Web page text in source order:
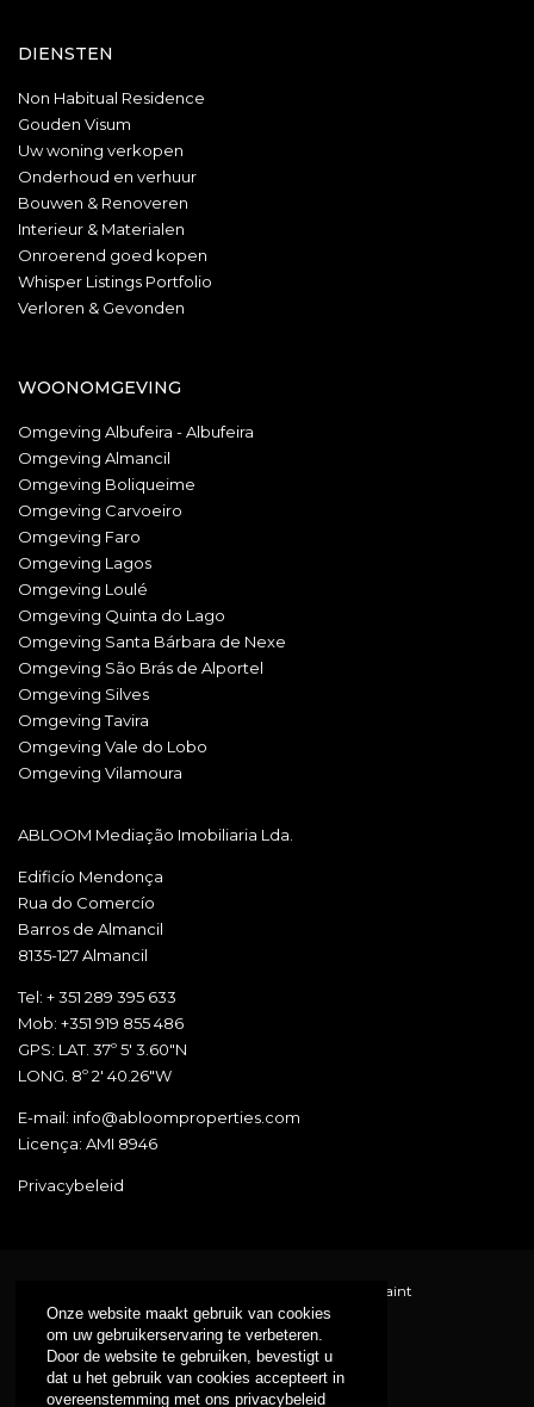
Onze website maakt gebruik van cookies
om uw gebruikerservaring te verbeteren.
Door de website te gebruiken, bevestigt u
dat u het gebruik van cookies accepteert in
overeenstemming met ons privacybeleid
DIENSTEN
Non Habitual Residence
Gouden Visum
Uw woning verkopen
Onderhoud en verhuur
Bouwen & Renoveren
Interieur & Materialen
Onroerend goed kopen
Whisper Listings Portfolio
Verloren & Gevonden
WOONOMGEVING
Omgeving Albufeira - Albufeira
Omgeving Almancil
Omgeving Boliqueime
Omgeving Carvoeiro
Omgeving Faro
Omgeving Lagos
Omgeving Loulé
Omgeving Quinta do Lago
Omgeving Santa Bárbara de Nexe
Omgeving São Brás de Alportel
Omgeving Silves
Omgeving Tavira
Omgeving Vale do Lobo
Omgeving Vilamoura
ABLOOM Mediação Imobiliaria Lda.
Edificío Mendonça
Rua do Comercío
Barros de Almancil
8135-127 Almancil
Tel: + 351 289 395 633
Mob: +351 919 855 486
GPS: LAT. 37º 5' 3.60"N
LONG. 8º 2' 40.26"W
E-mail: info@abloomproperties.com
Licença: AMI 8946
Privacybeleid
Online Complaint